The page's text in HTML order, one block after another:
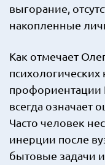
выгорание,
накопленные
Как отмечает
психологических
профориентации
всегда означает
Часто человек
инерции после
бытовые задачи